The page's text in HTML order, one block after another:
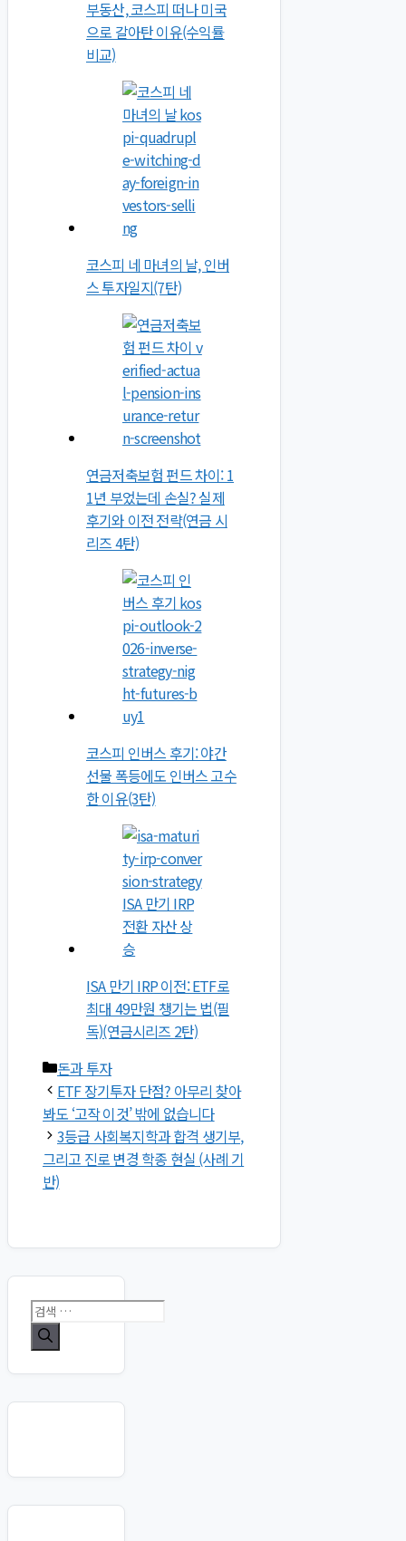
부동산, 코스피 떠나 미국
으로 갈아탄 이유(수익률
비교)
코스피 네 마녀의 날, 인버
스 투자일지(7탄)
연금저축보험 펀드 차이: 1
1년 부었는데 손실? 실제
후기와 이전 전략(연금 시
리즈 4탄)
코스피 인버스 후기: 야간
선물 폭등에도 인버스 고수
한 이유(3탄)
ISA 만기 IRP 이전: ETF로
최대 49만원 챙기는 법(필
독)(연금시리즈 2탄)
카
테
고
리
돈과 투자
ETF 장기투자 단점? 아무리 찾아
봐도 ‘고작 이것’ 밖에 없습니다
3등급 사회복지학과 합격 생기부,
그리고 진로 변경 학종 현실 (사례 기
반)
검
색: